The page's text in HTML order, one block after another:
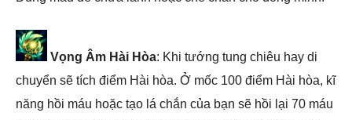
Vọng Âm Hài Hòa: Khi tướng tung chiêu hay di
chuyển sẽ tích điểm Hài hòa. Ở mốc 100 điểm Hài hòa, kĩ
năng hồi máu hoặc tạo lá chắn của bạn sẽ hồi lại 70 máu